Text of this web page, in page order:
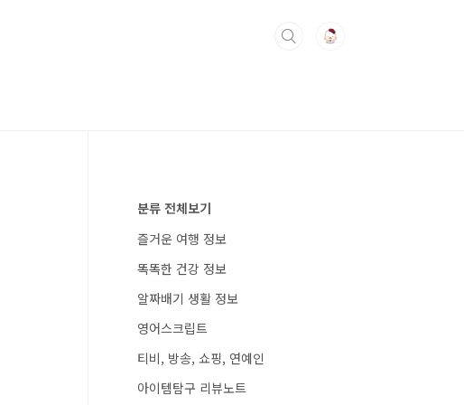
분류 전체보기
즐거운 여행 정보
똑똑한 건강 정보
알짜배기 생활 정보
영어스크립트
티비, 방송, 쇼핑, 연예인
아이템탐구 리뷰노트